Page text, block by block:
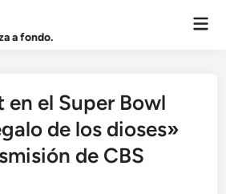
a fondo.
el Super Bowl
de los dioses»
de CBS